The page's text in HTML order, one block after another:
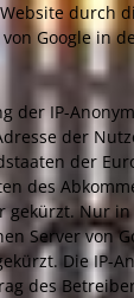
durch
Google in
der IP-
der
der
des
gekürzt. Nur
Server von
Die IP-
des